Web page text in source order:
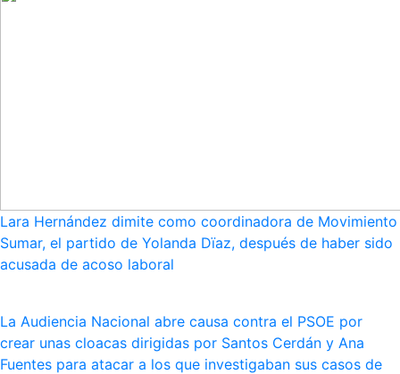
Lara Hernández dimite como coordinadora de Movimiento
Sumar, el partido de Yolanda Dïaz, después de haber sido
acusada de acoso laboral
La Audiencia Nacional abre causa contra el PSOE por
crear unas cloacas dirigidas por Santos Cerdán y Ana
Fuentes para atacar a los que investigaban sus casos de